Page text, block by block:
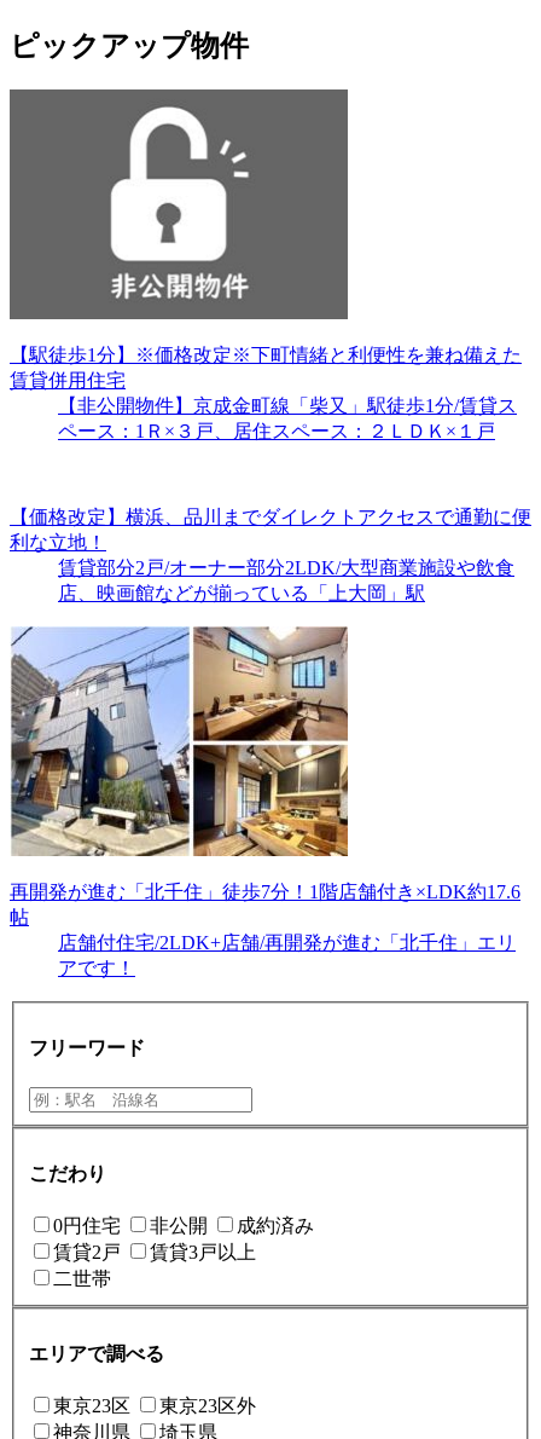
ピックアップ物件
【駅徒歩1分】※価格改定※下町情緒と利便性を兼ね備えた
賃貸併用住宅
【非公開物件】京成金町線「柴又」駅徒歩1分/賃貸ス
ペース：1Ｒ×３戸、居住スペース：２ＬＤＫ×１戸
【価格改定】横浜、品川までダイレクトアクセスで通勤に便
利な立地！
賃貸部分2戸/オーナー部分2LDK/大型商業施設や飲食
店、映画館などが揃っている「上大岡」駅
再開発が進む「北千住」徒歩7分！1階店舗付き×LDK約17.6
帖
店舗付住宅/2LDK+店舗/再開発が進む「北千住」エリ
アです！
フリーワード
こだわり
0円住宅 非公開
成約済み
賃貸2戸
賃貸3戸以上
二世帯
エリアで調べる
東京23区
東京23区外
神奈川県
埼玉県